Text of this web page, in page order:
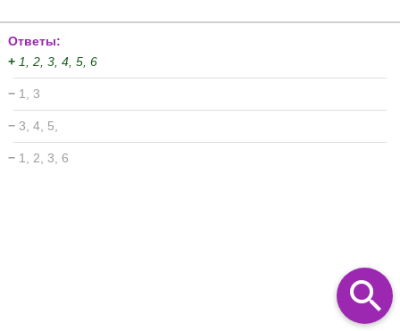
Ответы:
+ 1, 2, 3, 4, 5, 6
− 1, 3
− 3, 4, 5,
− 1, 2, 3, 6